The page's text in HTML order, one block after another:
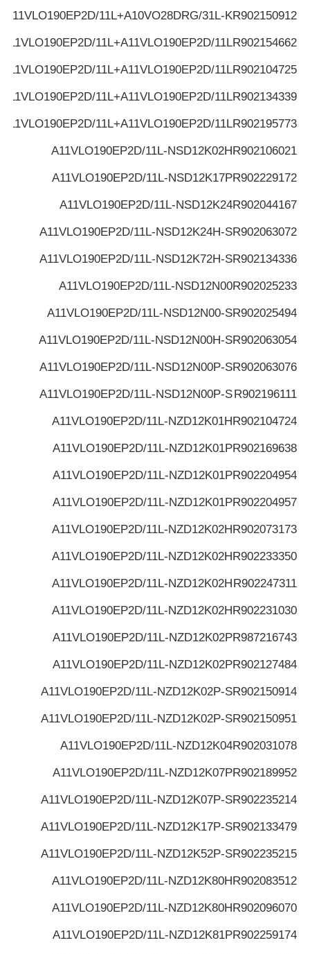
R902150912
A11VLO190EP2D/11L+A10VO28DRG/31L-K
R902154662
A11VLO190EP2D/11L+A11VLO190EP2D/11L
R902104725
A11VLO190EP2D/11L+A11VLO190EP2D/11L
R902134339
A11VLO190EP2D/11L+A11VLO190EP2D/11L
R902195773
A11VLO190EP2D/11L+A11VLO190EP2D/11L
R902106021
A11VLO190EP2D/11L-NSD12K02H
R902229172
A11VLO190EP2D/11L-NSD12K17P
R902044167
A11VLO190EP2D/11L-NSD12K24
R902063072
A11VLO190EP2D/11L-NSD12K24H-S
R902134336
A11VLO190EP2D/11L-NSD12K72H-S
R902025233
A11VLO190EP2D/11L-NSD12N00
R902025494
A11VLO190EP2D/11L-NSD12N00-S
R902063054
A11VLO190EP2D/11L-NSD12N00H-S
R902063076
A11VLO190EP2D/11L-NSD12N00P-S
R902196111
A11VLO190EP2D/11L-NSD12N00P-S
R902104724
A11VLO190EP2D/11L-NZD12K01H
R902169638
A11VLO190EP2D/11L-NZD12K01P
R902204954
A11VLO190EP2D/11L-NZD12K01P
R902204957
A11VLO190EP2D/11L-NZD12K01P
R902073173
A11VLO190EP2D/11L-NZD12K02H
R902233350
A11VLO190EP2D/11L-NZD12K02H
R902247311
A11VLO190EP2D/11L-NZD12K02H
R902231030
A11VLO190EP2D/11L-NZD12K02H
R987216743
A11VLO190EP2D/11L-NZD12K02P
R902127484
A11VLO190EP2D/11L-NZD12K02P
R902150914
A11VLO190EP2D/11L-NZD12K02P-S
R902150951
A11VLO190EP2D/11L-NZD12K02P-S
R902031078
A11VLO190EP2D/11L-NZD12K04
R902189952
A11VLO190EP2D/11L-NZD12K07P
R902235214
A11VLO190EP2D/11L-NZD12K07P-S
R902133479
A11VLO190EP2D/11L-NZD12K17P-S
R902235215
A11VLO190EP2D/11L-NZD12K52P-S
R902083512
A11VLO190EP2D/11L-NZD12K80H
R902096070
A11VLO190EP2D/11L-NZD12K80H
R902259174
A11VLO190EP2D/11L-NZD12K81P